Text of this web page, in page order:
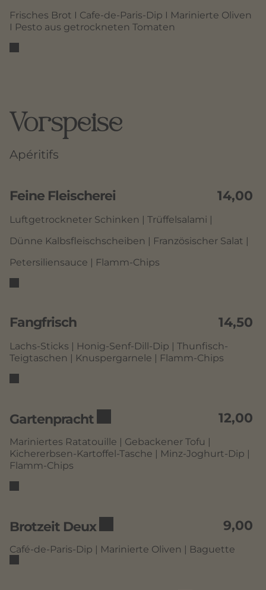
Frisches Brot I Cafe-de-Paris-Dip I Marinierte Oliven
I Pesto aus getrockneten Tomaten
Vorspeise
Apéritifs
Feine Fleischerei 14,00
Luftgetrockneter Schinken | Trüffelsalami |
Dünne Kalbsfleischscheiben | Französischer Salat |
Petersiliensauce | Flamm-Chips
Fangfrisch 14,50
Lachs-Sticks | Honig-Senf-Dill-Dip | Thunfisch-
Teigtaschen | Knuspergarnele | Flamm-Chips
Gartenpracht 12,00
Mariniertes Ratatouille | Gebackener Tofu |
Kichererbsen-Kartoffel-Tasche | Minz-Joghurt-Dip |
Flamm-Chips
Brotzeit Deux 9,00
Café-de-Paris-Dip | Marinierte Oliven | Baguette